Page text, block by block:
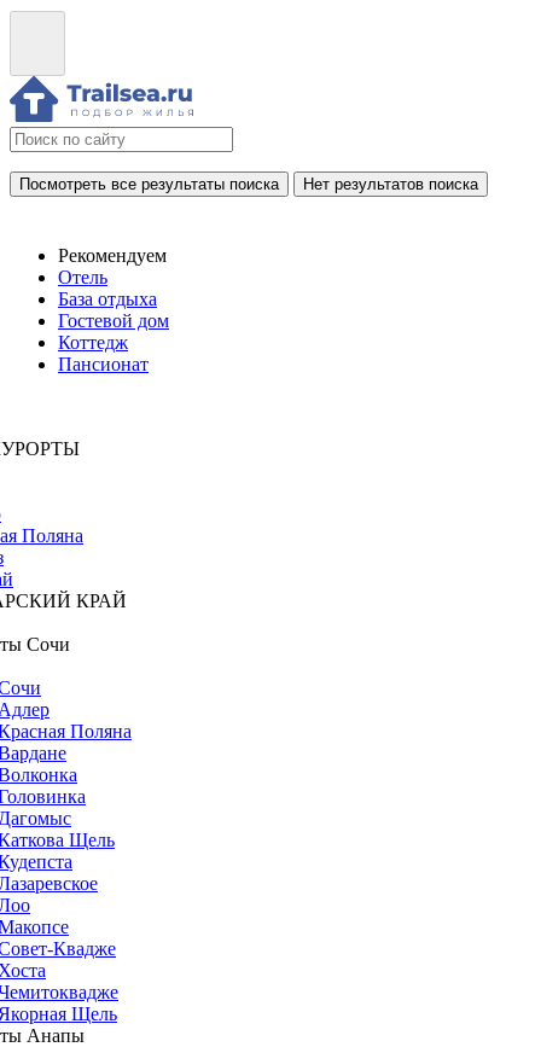
Посмотреть все результаты поиска Нет результатов поиска
Рекомендуем
Отель
База отдыха
Гостевой дом
Коттедж
Пансионат
Поляна
КРАЙ
Сочи
Поляна
Щель
Квадже
Щель
Анапы